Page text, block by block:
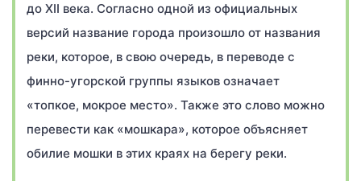
до XII века. Согласно одной из официальных
версий название города произошло от названия
реки, которое, в свою очередь, в переводе с
финно-угорской группы языков означает
«топкое, мокрое место». Также это слово можно
перевести как «мошкара», которое объясняет
обилие мошки в этих краях на берегу реки.